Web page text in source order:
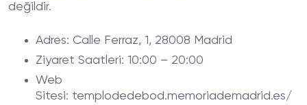
değildir.
Adres: Calle Ferraz, 1, 28008 Madrid
Ziyaret Saatleri: 10:00 – 20:00
Web
Sitesi: templodedebod.memoriademadrid.es/